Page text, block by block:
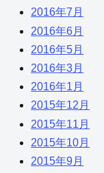
2016年7月
2016年6月
2016年5月
2016年3月
2016年1月
2015年12月
2015年11月
2015年10月
2015年9月